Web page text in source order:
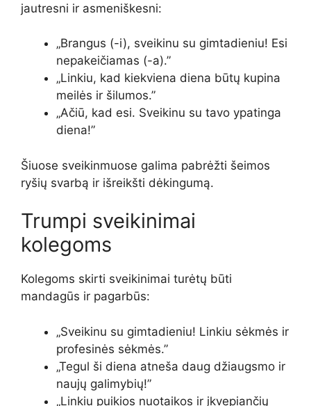
jautresni ir asmeniškesni:
„Brangus (-i), sveikinu su gimtadieniu! Esi
nepakeičiamas (-a).”
„Linkiu, kad kiekviena diena būtų kupina
meilės ir šilumos.”
„Ačiū, kad esi. Sveikinu su tavo ypatinga
diena!”
Šiuose sveikinmuose galima pabrėžti šeimos
ryšių svarbą ir išreikšti dėkingumą.
Trumpi sveikinimai
kolegoms
Kolegoms skirti sveikinimai turėtų būti
mandagūs ir pagarbūs:
„Sveikinu su gimtadieniu! Linkiu sėkmės ir
profesinės sėkmės.”
„Tegul ši diena atneša daug džiaugsmo ir
naujų galimybių!”
„Linkiu puikios nuotaikos ir įkvepiančių